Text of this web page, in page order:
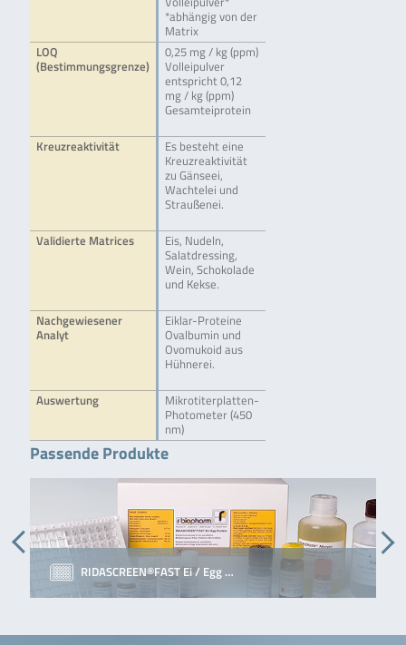
*abhängig von der
Matrix
LOQ
(Bestimmungsgrenze)
0,25 mg / kg (ppm)
Volleipulver
entspricht 0,12
mg / kg (ppm)
Gesamteiprotein
Kreuzreaktivität
Es besteht eine
Kreuzreaktivität
zu Gänseei,
Wachtelei und
Straußenei.
Validierte Matrices
Eis, Nudeln,
Salatdressing,
Wein, Schokolade
und Kekse.
Nachgewiesener
Analyt
Eiklar-Proteine
Ovalbumin und
Ovomukoid aus
Hühnerei.
Auswertung
Mikrotiterplatten-
Photometer (450
nm)
Passende Produkte
RIDASCREEN®FAST Ei / Egg …